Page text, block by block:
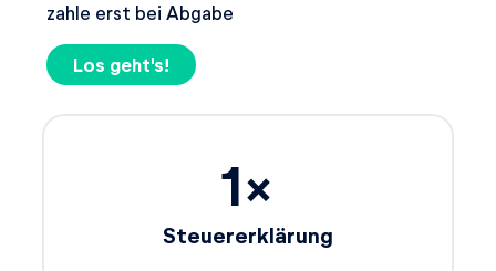
zahle erst bei Abgabe
Los geht's!
1×
Steuererklärung